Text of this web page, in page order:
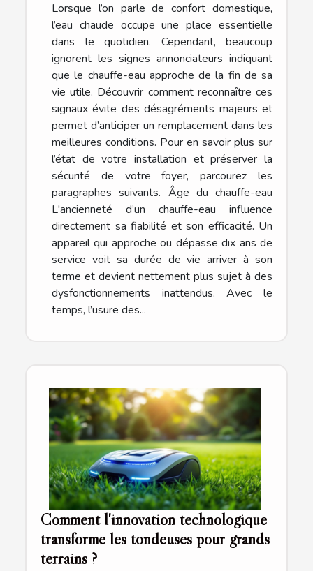
Lorsque l’on parle de confort domestique,
l’eau chaude occupe une place essentielle
dans le quotidien. Cependant, beaucoup
ignorent les signes annonciateurs indiquant
que le chauffe-eau approche de la fin de sa
vie utile. Découvrir comment reconnaître ces
signaux évite des désagréments majeurs et
permet d’anticiper un remplacement dans les
meilleures conditions. Pour en savoir plus sur
l’état de votre installation et préserver la
sécurité de votre foyer, parcourez les
paragraphes suivants. Âge du chauffe-eau
L'ancienneté d’un chauffe-eau influence
directement sa fiabilité et son efficacité. Un
appareil qui approche ou dépasse dix ans de
service voit sa durée de vie arriver à son
terme et devient nettement plus sujet à des
dysfonctionnements inattendus. Avec le
temps, l’usure des...
Comment l'innovation technologique
transforme les tondeuses pour grands
terrains ?